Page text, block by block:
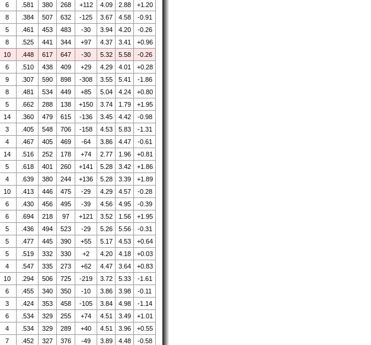
6 .581 380 268 +112 4.09 2.88
+1.20
8 .384 507 632 -125 3.67 4.58
-0.91
5 .461 453 483 -30 3.94 4.20
-0.26
8 .525 441 344 +97 4.37 3.41
+0.96
10 .448 617 647 -30 5.32 5.58
-0.26
6 .510 438 409 +29 4.29 4.01
+0.28
9 .307 590 898 -308 3.55 5.41
-1.86
8 .481 534 449 +85 5.04 4.24
+0.80
5 .662 288 138 +150 3.74 1.79
+1.95
14 .360 479 615 -136 3.45 4.42
-0.98
3 .405 548 706 -158 4.53 5.83
-1.31
4 .467 405 469 -64 3.86 4.47
-0.61
14 .516 252 178 +74 2.77 1.96
+0.81
5 .618 401 260 +141 5.28 3.42
+1.86
4 .639 380 244 +136 5.28 3.39
+1.89
10 .413 446 475 -29 4.29 4.57
-0.28
6 .430 456 495 -39 4.56 4.95
-0.39
6 .694 218 97 +121 3.52 1.56
+1.95
5 .436 494 523 -29 5.26 5.56
-0.31
5 .477 445 390 +55 5.17 4.53
+0.64
5 .519 332 330 +2 4.20 4.18
+0.03
4 .547 335 273 +62 4.47 3.64
+0.83
10 .294 506 725 -219 3.72 5.33
-1.61
6 .455 340 350 -10 3.86 3.98
-0.11
3 .424 353 458 -105 3.84 4.98
-1.14
6 .534 329 255 +74 4.51 3.49
+1.01
4 .534 329 289 +40 4.51 3.96
+0.55
7 .452 327 376 -49 3.89 4.48
-0.58